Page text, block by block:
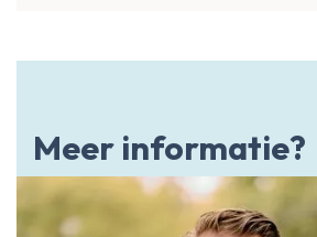
Meer informatie?